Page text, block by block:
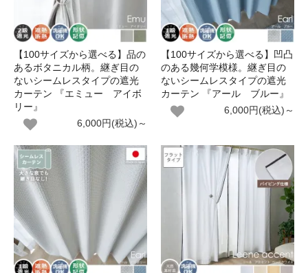
【100サイズから選べる】品の
あるボタニカル柄。継ぎ目の
ないシームレスタイプの遮光
カーテン 『エミュー アイボ
リー』
6,000円(税込)～
【100サイズから選べる】凹凸
のある幾何学模様。継ぎ目の
ないシームレスタイプの遮光
カーテン 『アール ブルー』
6,000円(税込)～